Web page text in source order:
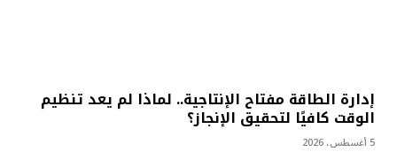
إدارة الطاقة مفتاح الإنتاجية.. لماذا لم يعد تنظيم
الوقت كافيًا لتحقيق الإنجاز؟
5 أغسطس، 2026